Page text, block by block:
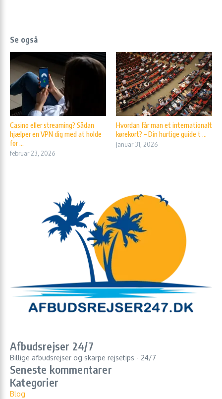
Se også
Casino eller streaming? Sådan
hjælper en VPN dig med at holde
for ...
februar 23, 2026
Hvordan får man et internationalt
kørekort? – Din hurtige guide t ...
januar 31, 2026
Afbudsrejser 24/7
Billige afbudsrejser og skarpe rejsetips - 24/7
Seneste kommentarer
Kategorier
Blog